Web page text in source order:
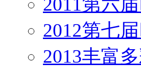
2012第七
2013丰富